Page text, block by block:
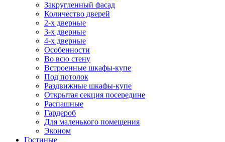
Закругленный фасад
Количество дверей
2-х дверные
3-х дверные
4-х дверные
Особенности
Во всю стену
Встроенные шкафы-купе
Под потолок
Раздвижные шкафы-купе
Открытая секция посередине
Распашные
Гардероб
Для маленького помещения
Эконом
Гостиные